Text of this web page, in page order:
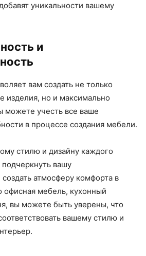
уникальности вашему
и
вам создать не только
изделия, но и максимально
можете учесть все ваше
в процессе создания мебели.
стилю и дизайну каждого
вашу
атмосферу комфорта в
офисная мебель, кухонный
вы можете быть уверены, что
вашему стилю и